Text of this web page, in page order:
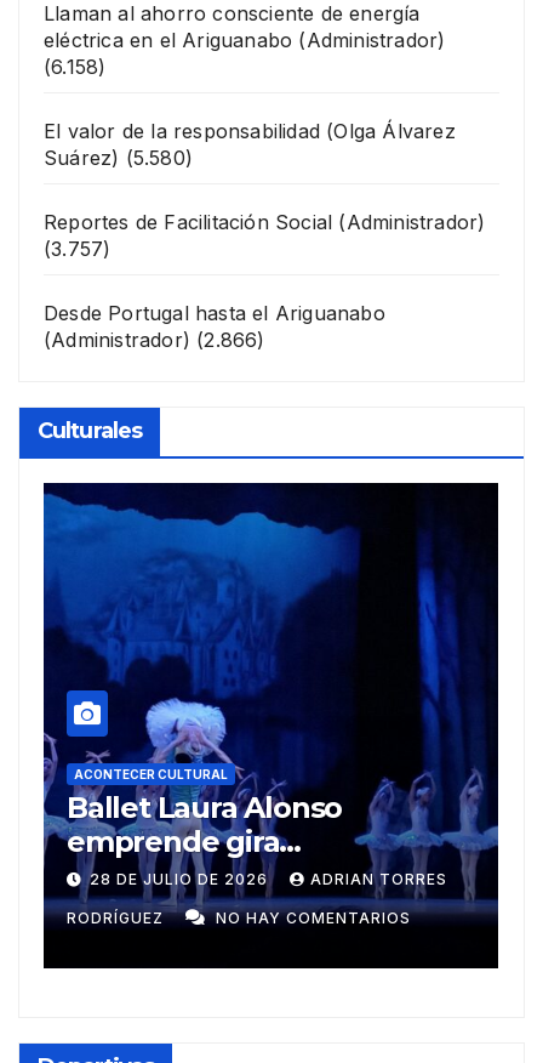
Llaman al ahorro consciente de energía
eléctrica en el Ariguanabo (Administrador)
(6.158)
El valor de la responsabilidad (Olga Álvarez
Suárez) (5.580)
Reportes de Facilitación Social (Administrador)
(3.757)
Desde Portugal hasta el Ariguanabo
(Administrador) (2.866)
Culturales
ACONTECER CULTURAL
Ballet Laura Alonso
emprende gira
centroamericana
28 DE JULIO DE 2026 ADRIAN TORRES
RODRÍGUEZ NO HAY COMENTARIOS